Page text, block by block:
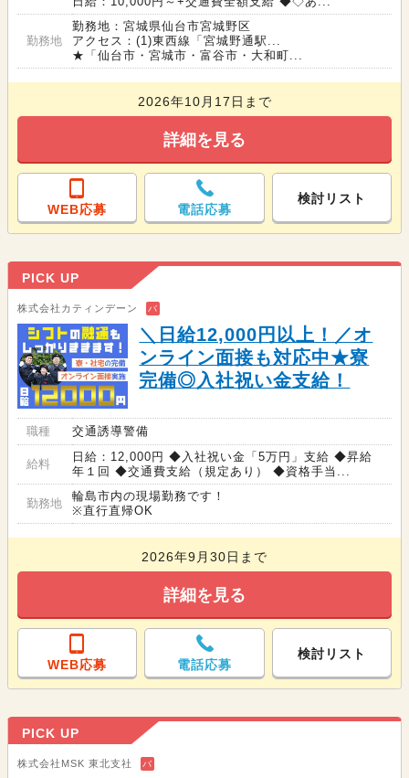
勤務地
勤務地：宮城県仙台市宮城野区
アクセス：(1)東西線「宮城野通駅...
★「仙台市・宮城市・富谷市・大和町...
2026年10月17日まで
詳細を見る
WEB応募 電話応募
検討リスト
PICK UP
株式会社カティンデーン バ
＼日給12,000円以上！／オ
ンライン面接も対応中★寮
完備◎入社祝い金支給！
職種 交通誘導警備
給料
日給：12,000円 ◆入社祝い金「5万円」支給 ◆昇給
年１回 ◆交通費支給（規定あり） ◆資格手当...
勤務地
輪島市内の現場勤務です！
※直行直帰OK
2026年9月30日まで
詳細を見る
WEB応募 電話応募
検討リスト
PICK UP
株式会社MSK 東北支社 バ